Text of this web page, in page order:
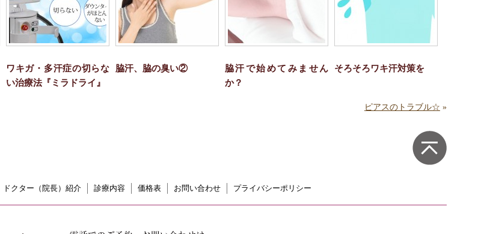
ワキガ・多汗症の切らな
い治療法『ミラドライ』
脇汗、脇の臭い②
脇汗で始めてみません
か？
そろそろワキ汗対策を
ピアスのトラブル☆ »
ドクター（院長）紹介 診療内容 価格表 お問い合わせ プライバシーポリシー